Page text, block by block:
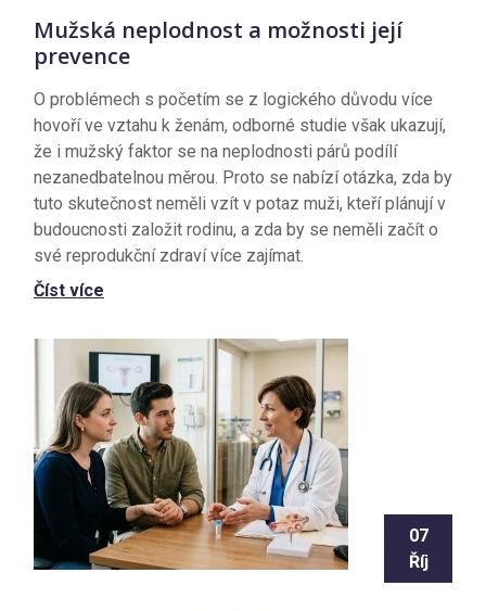
Mužská neplodnost a možnosti její
prevence
O problémech s početím se z logického důvodu více
hovoří ve vztahu k ženám, odborné studie však ukazují,
že i mužský faktor se na neplodnosti párů podílí
nezanedbatelnou měrou. Proto se nabízí otázka, zda by
tuto skutečnost neměli vzít v potaz muži, kteří plánují v
budoucnosti založit rodinu, a zda by se neměli začít o
své reprodukční zdraví více zajímat.
Číst více
07
Říj